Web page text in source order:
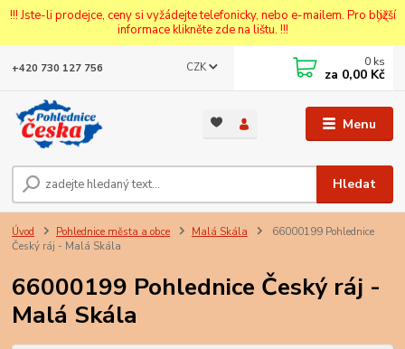
!!! Jste-li prodejce, ceny si vyžádejte telefonicky, nebo e-mailem. Pro bližší
informace klikněte zde na lištu. !!!
Menu
CZK
Hledat
+420 730 127 756 0 ks
za 0,00 Kč
Úvod Pohlednice města a obce Malá Skála
66000199 Pohlednice
Český ráj - Malá Skála
66000199 Pohlednice Český ráj -
Malá Skála